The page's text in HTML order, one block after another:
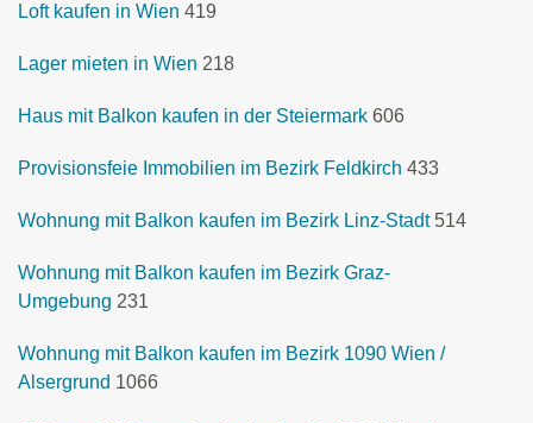
Loft kaufen in Wien 419
Lager mieten in Wien 218
Haus mit Balkon kaufen in der Steiermark 606
Provisionsfeie Immobilien im Bezirk Feldkirch 433
Wohnung mit Balkon kaufen im Bezirk Linz-Stadt 514
Wohnung mit Balkon kaufen im Bezirk Graz-
Umgebung 231
Wohnung mit Balkon kaufen im Bezirk 1090 Wien /
Alsergrund 1066